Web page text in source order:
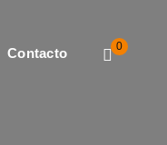
0
Contacto